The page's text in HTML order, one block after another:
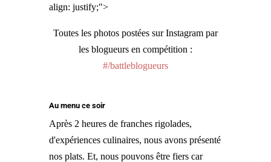
align: justify;">
Toutes les photos postées sur Instagram par
les blogueurs en compétition :
#/battleblogueurs
Au menu ce soir
Après 2 heures de franches rigolades,
d'expériences culinaires, nous avons présenté
nos plats. Et, nous pouvons être fiers car